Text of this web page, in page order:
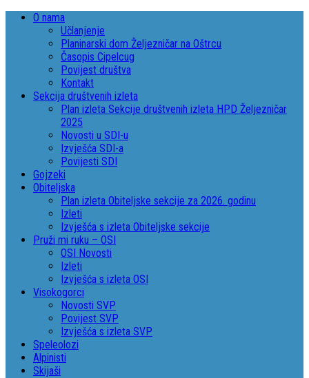
O nama
Učlanjenje
Planinarski dom Željezničar na Oštrcu
Časopis Cipelcug
Povijest društva
Kontakt
Sekcija društvenih izleta
Plan izleta Sekcije društvenih izleta HPD Željezničar
2025
Novosti u SDI-u
Izvješća SDI-a
Povijesti SDI
Gojzeki
Obiteljska
Plan izleta Obiteljske sekcije za 2026. godinu
Izleti
Izvješća s izleta Obiteljske sekcije
Pruži mi ruku – OSI
OSI Novosti
Izleti
Izvješća s izleta OSI
Visokogorci
Novosti SVP
Povijest SVP
Izvješća s izleta SVP
Speleolozi
Alpinisti
Skijaši